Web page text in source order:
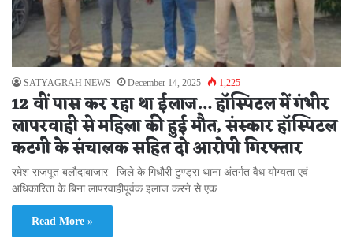
SATYAGRAH NEWS December 14, 2025 1,225
12 वीं पास कर रहा था ईलाज… हॉस्पिटल में गंभीर
लापरवाही से महिला की हुई मौत, संस्कार हॉस्पिटल
कटगी के संचालक सहित दो आरोपी गिरफ्तार
रमेश राजपूत बलौदाबाजार– जिले के गिधौरी टुण्ड्रा थाना अंतर्गत वैध योग्यता एवं
अधिकारिता के बिना लापरवाहीपूर्वक इलाज करने से एक…
Read More »